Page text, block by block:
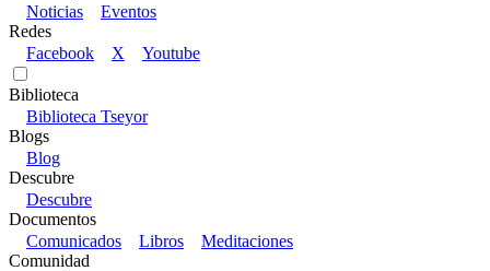
Noticias
Eventos
Redes
Facebook
X Youtube
Biblioteca
Biblioteca Tseyor
Blogs
Blog
Descubre
Descubre
Documentos
Comunicados
Libros
Meditaciones
Comunidad